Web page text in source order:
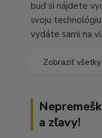
buď si nájdete
svoju
vydáte sami na
Zobraziť
a zľavy!